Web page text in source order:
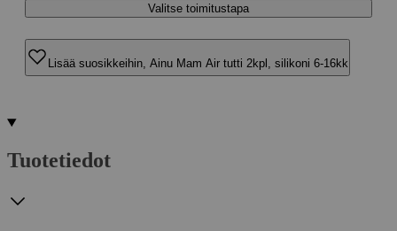
Valitse toimitustapa
Lisää suosikkeihin, Ainu Mam Air tutti 2kpl, silikoni 6-16kk
Tuotetiedot